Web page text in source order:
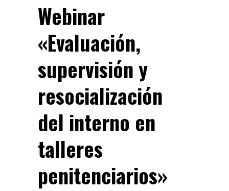
Webinar
«Evaluación,
supervisión y
resocialización
del interno en
talleres
penitenciarios»